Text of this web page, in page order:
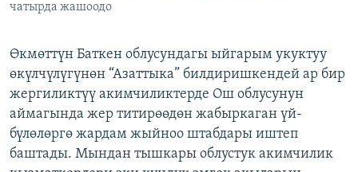
чатырда жашоодо
Өкмөттүн Баткен облусундагы ыйгарым укуктуу
өкүлчүлүгүнөн “Азаттыка” билдиришкендей ар бир
жергиликтүү акимчиликтерде Ош облусунун
аймагында жер титирөөдөн жабыркаган үй-
бүлөлөргө жардам жыйноо штабдары иштеп
баштады. Мындан тышкары облустук акимчилик